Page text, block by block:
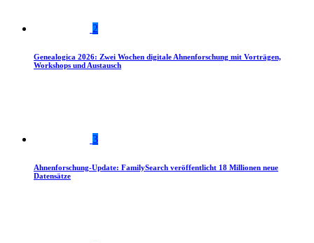
2
Genealogica 2026: Zwei Wochen digitale Ahnenforschung mit Vorträgen,
Workshops und Austausch
3
Ahnenforschung-Update: FamilySearch veröffentlicht 18 Millionen neue
Datensätze